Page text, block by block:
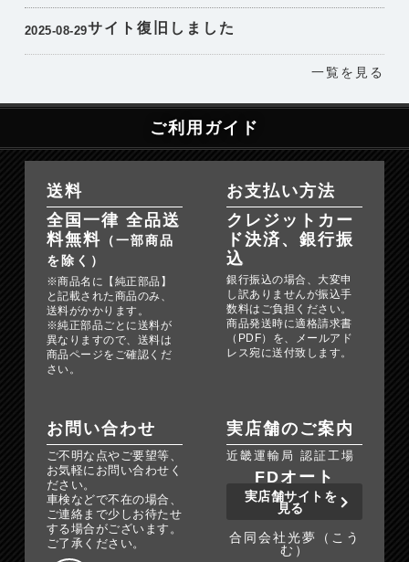
2025-08-29サイト復旧しました
一覧を見る
ご利用ガイド
送料
全国一律 全品送
料無料 （一部商品
を除く）
※商品名に【純正部品】
と記載された商品のみ、
送料がかかります。
※純正部品ごとに送料が
異なりますので、送料は
商品ページをご確認くだ
さい。
お支払い方法
クレジットカー
ド決済、銀行振
込
銀行振込の場合、大変申
し訳ありませんが振込手
数料はご負担ください。
商品発送時に適格請求書
（PDF）を、メールアド
レス宛に送付致します。
お問い合わせ
ご不明な点やご要望等、
お気軽にお問い合わせく
ださい。
車検などで不在の場合、
ご連絡まで少しお待たせ
する場合がございます。
ご了承ください。
実店舗のご案内
近畿運輸局 認証工場
FDオート
実店舗サイトを
見る
合同会社光夢（こう
む）